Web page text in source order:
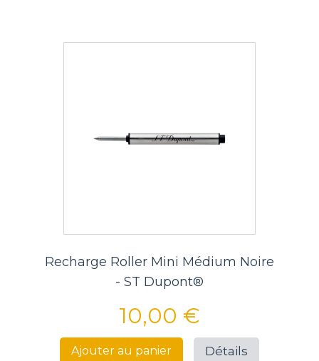
Recharge Roller Mini Médium Noire
- ST Dupont®
10,00 €
Ajouter au panier Détails